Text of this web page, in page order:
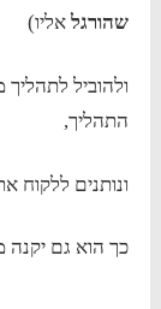
שהורגלאליו)
ולהוביל
התהליך,
ונותנים ללקוח
כך הוא גם יקנה